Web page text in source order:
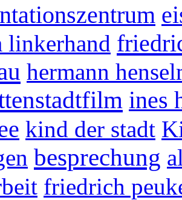
linkerhand
hermann
ines
kind der stadt
besprechung
friedrich